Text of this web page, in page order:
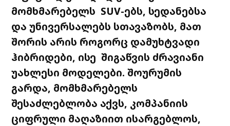
მომხმარებელს SUV-ებს, სედანებსა
და უნივერსალებს სთავაზობს, მათ
შორის არის როგორც დამუხტვადი
ჰიბრიდები, ისე შიგაწვის ძრავიანი
უახლესი მოდელები. შოურუმის
გარდა, მომხმარებელს
შესაძლებლობა აქვს, კომპანიის
ციფრული მაღაზიით ისარგებლოს,